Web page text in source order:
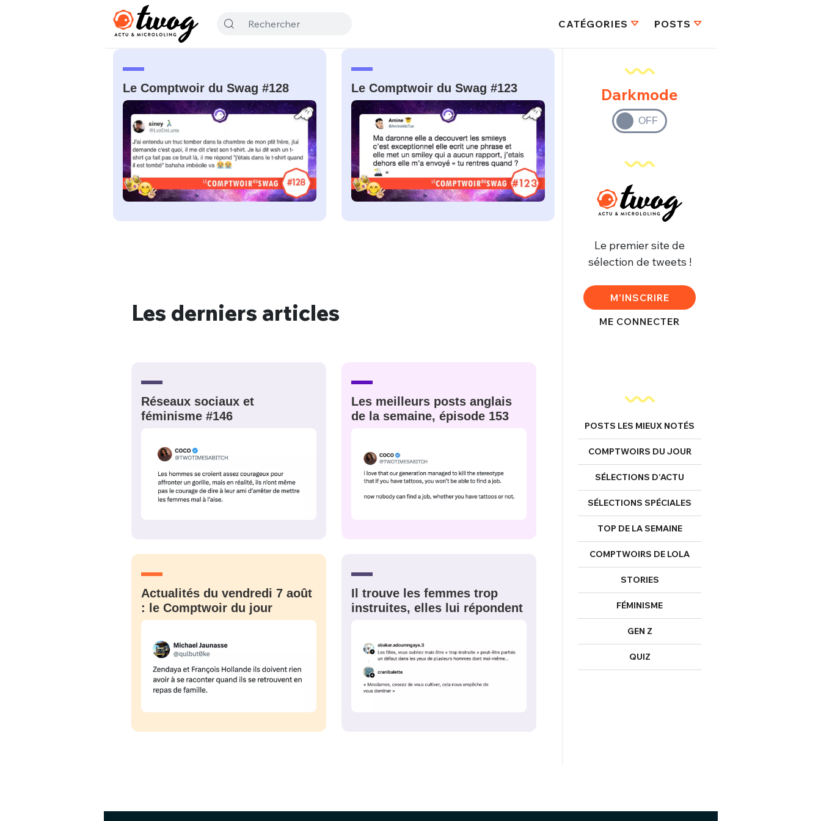
CATÉGORIES POSTS
Le Comptwoir du Swag #128 Le Comptwoir du Swag #123
Les derniers articles
Réseaux sociaux et
féminisme #146
Les meilleurs posts anglais
de la semaine, épisode 153
Actualités du vendredi 7 août
: le Comptwoir du jour
Il trouve les femmes trop
instruites, elles lui répondent
Darkmode
Le premier site de
sélection de tweets !
M'INSCRIRE
ME CONNECTER
POSTS LES MIEUX NOTÉS
COMPTWOIRS DU JOUR
SÉLECTIONS D’ACTU
SÉLECTIONS SPÉCIALES
TOP DE LA SEMAINE
COMPTWOIRS DE LOLA
STORIES
FÉMINISME
GEN Z
QUIZ
PSEUDO
PASSWORD*
Connexion
PSEUDO
Mot de passe perdu ?
CONNEXION
FERMER
VOTRE PARTICIPATION
Que souhaitez-vous proposer ?
Quelques
tweets
Ma propre
sélection
Un Thread
C'EST PARTI